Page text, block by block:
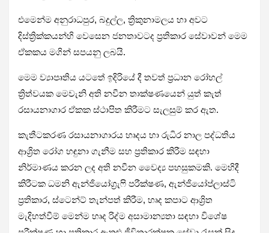
එමෙන්ම අනුරාධපුර, බදුල්ල, ත්‍රිකුනාමලය හා අවට
දිස්ත්‍රික්කයන්හි වෙසෙන ජනතාවටද ප්‍රතිකාර සේවාවන් මෙම
ඒකකය මගින් සපයනු ලබයි.
මෙම ව්‍යාපෘතිය යටතේ ඉදිරියේ දී තවත් ප්‍රධාන රෝහල්
ත්‍රිත්වයක මෙවැනි අති නවීන තාක්ෂණයෙන් යුත් කැත්
රසායනාගාර ඒකක ස්ථාපිත කිරීමට සැලසුම් කර ඇත.
කැතීටකරණ රසායනාගාරය හෘදය හා රුධිර නාල පද්ධතිය
ආශ්‍රිත රෝග හඳුනා ගැනීම සහ ප්‍රතිකාර කිරීම සඳහා
නිර්මාණය කරන ලද අති නවීන වෛද්‍ය පහසුකමකි. මෙහිදී
කිරීටක ධමනි ඇන්ජියෝග්‍රැෆි පරීක්ෂණ, ඇන්ජියෝප්ලාස්ටි
ප්‍රතිකාර, ස්ටෙන්ට් තැන්පත් කිරීම, හෘද කපාට ආශ්‍රිත
මැදිහත්වීම් මෙන්ම හෘද රිද්ම අසාමාන්‍යතා සඳහා විශේෂ